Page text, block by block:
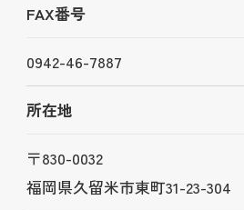
FAX番号
0942-46-7887
所在地
〒830-0032
福岡県久留米市東町31-23-304